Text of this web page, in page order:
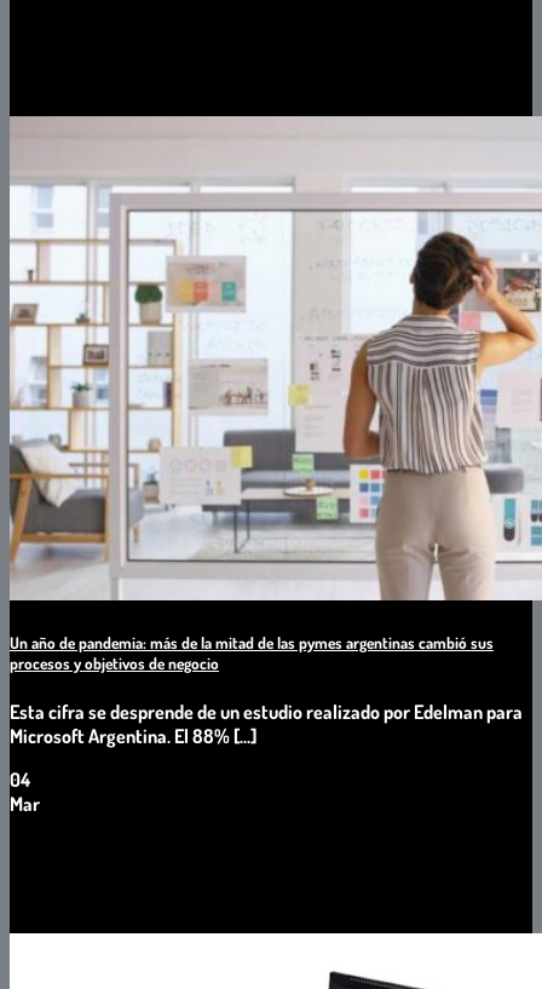
Un año de pandemia: más de la mitad de las pymes argentinas cambió sus
procesos y objetivos de negocio
Esta cifra se desprende de un estudio realizado por Edelman para
Microsoft Argentina. El 88% [...]
04
Mar